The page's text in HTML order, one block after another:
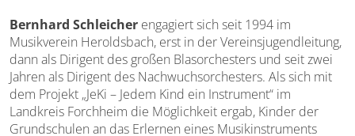
Bernhard Schleicher engagiert sich seit 1994 im
Musikverein Heroldsbach, erst in der Vereinsjugendleitung,
dann als Dirigent des großen Blasorchesters und seit zwei
Jahren als Dirigent des Nachwuchsorchesters. Als sich mit
dem Projekt „JeKi – Jedem Kind ein Instrument“ im
Landkreis Forchheim die Möglichkeit ergab, Kinder der
Grundschulen an das Erlernen eines Musikinstruments